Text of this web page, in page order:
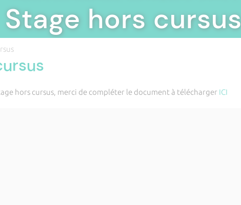
Stage hors cursus
hors cursus, merci de compléter le document à télécharger ICI